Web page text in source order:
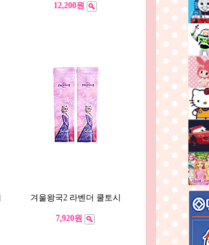
12,200원
겨울왕국2 라벤더 쿨토시
7,920원